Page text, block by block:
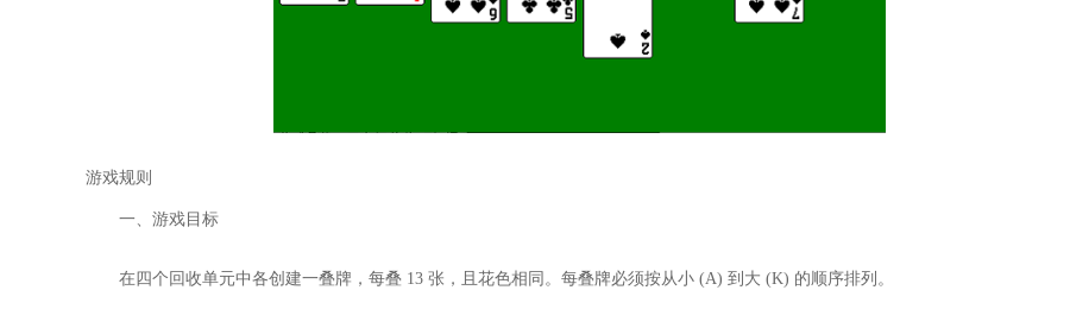
游戏规则
一、游戏目标
在四个回收单元中各创建一叠牌，每叠 13 张，且花色相同。每叠牌必须按从小 (A) 到大 (K) 的顺序排列。